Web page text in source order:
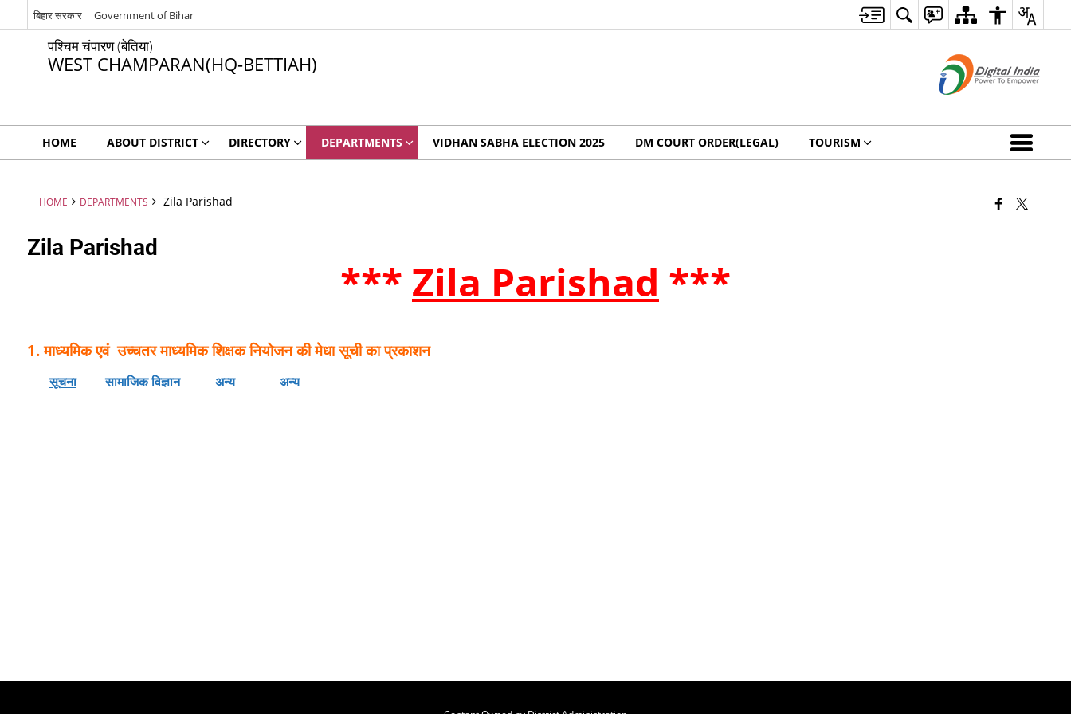
बिहार सरकार Government of Bihar
पश्चिम चंपारण (बेतिया)
WEST CHAMPARAN(HQ-BETTIAH)
HOME ABOUT DISTRICT DIRECTORY DEPARTMENTS VIDHAN SABHA ELECTION 2025 DM COURT ORDER(LEGAL) TOURISM
HOME DEPARTMENTS Zila Parishad
Zila Parishad
*** Zila Parishad ***
1. माध्यमिक एवं उच्चतर माध्यमिक शिक्षक नियोजन की मेधा सूची का प्रकाशन
सूचना सामाजिक विज्ञान अन्य अन्य